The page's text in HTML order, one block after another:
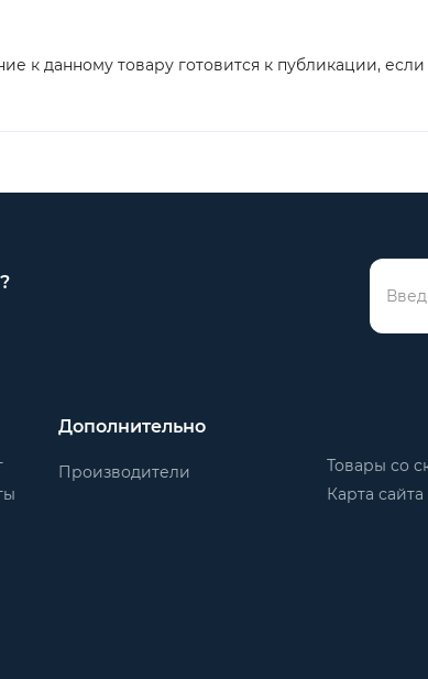
к данному товару готовится к публикации,
Дополнительно
Производители
Товары со
Карта сайта